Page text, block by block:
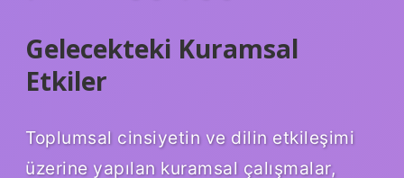
Gelecekteki Kuramsal
Etkiler
Toplumsal cinsiyetin ve dilin etkileşimi
üzerine yapılan kuramsal çalışmalar,